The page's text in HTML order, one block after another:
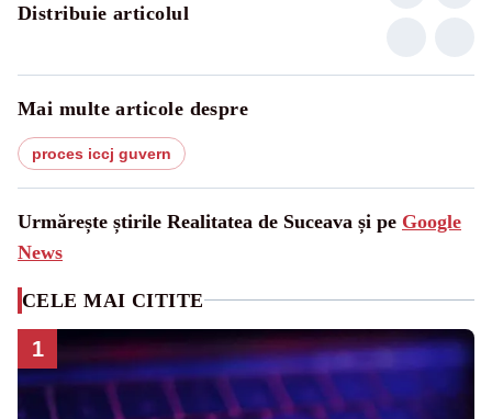
Distribuie articolul
Mai multe articole despre
proces iccj guvern
Urmărește știrile Realitatea de Suceava și pe Google
News
CELE MAI CITITE
1